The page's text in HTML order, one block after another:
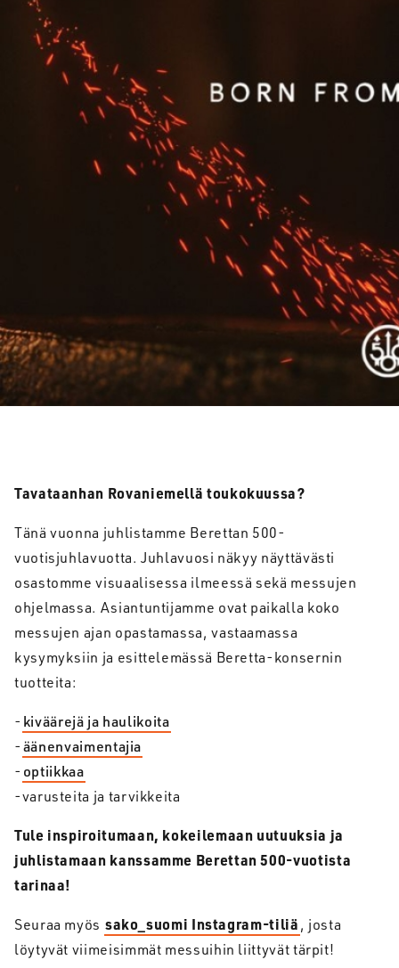
Tavataanhan Rovaniemellä toukokuussa?
Tänä vuonna juhlistamme Berettan 500-
vuotisjuhlavuotta. Juhlavuosi näkyy näyttävästi
osastomme visuaalisessa ilmeessä sekä messujen
ohjelmassa. Asiantuntijamme ovat paikalla koko
messujen ajan opastamassa, vastaamassa
kysymyksiin ja esittelemässä Beretta-konsernin
tuotteita:
- kiväärejä ja haulikoita
- äänenvaimentajia
- optiikkaa
-varusteita ja tarvikkeita
Tule inspiroitumaan, kokeilemaan uutuuksia ja
juhlistamaan kanssamme Berettan 500-vuotista
tarinaa!
Seuraa myös sako_suomi Instagram-tiliä , josta
löytyvät viimeisimmät messuihin liittyvät tärpit!